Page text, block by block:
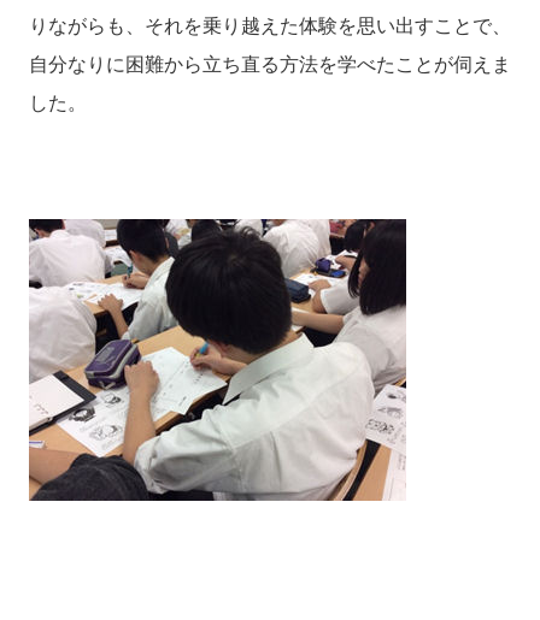
りながらも、それを乗り越えた体験を思い出すことで、
自分なりに困難から立ち直る方法を学べたことが伺えま
した。